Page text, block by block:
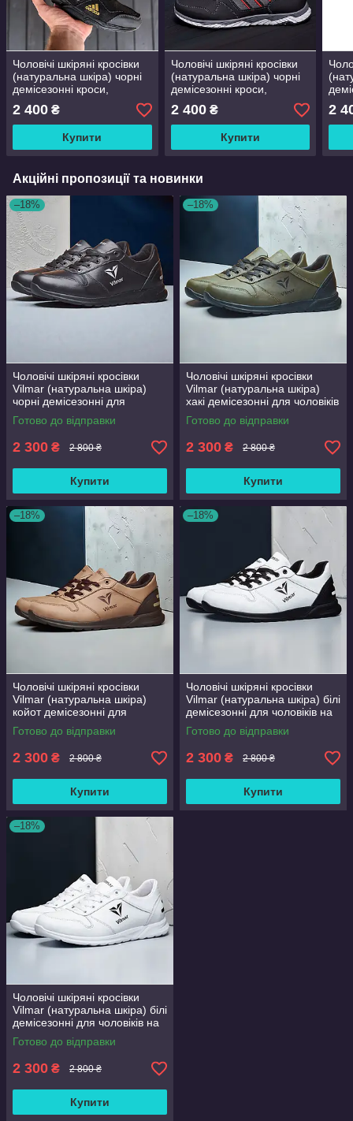
Чоловічі шкіряні кросівки
(натуральна шкіра) чорні
демісезонні кроси,
осінь, розмір 40 41 42 43
44 45
2 400 ₴
Купити
Чоловічі шкіряні кросівки
(натуральна шкіра) чорні
демісезонні кроси,
осінь, розмір 40 41 42 43
44 45
2 400₴
Купити
44
2
Акційні пропозиції та новинки
–18%
Чоловічі шкіряні кросівки
Vilmar (натуральна шкіра)
чорні демісезонні для
чоловіків на весну осінь,
розмір 39 40 41 42 43 44 45
Готово до відправки
2 300 ₴ 2 800 ₴
Купити
–18%
Чоловічі шкіряні кросівки
Vilmar (натуральна шкіра)
хакі демісезонні для чоловіків
на весну осінь, розмір 39 40
41 42 43 44 45 46
Готово до відправки
2 300 ₴ 2 800 ₴
Купити
–18%
Чоловічі шкіряні кросівки
Vilmar (натуральна шкіра)
койот демісезонні для
чоловіків на весну осінь,
розмір 39 40 41 42 43 44 45
Готово до відправки
2 300 ₴ 2 800 ₴
Купити
–18%
Чоловічі шкіряні кросівки
Vilmar (натуральна шкіра) білі
демісезонні для чоловіків на
весну осінь, розмір 39 40 41
42 43 44 45 46
Готово до відправки
2 300 ₴ 2 800 ₴
Купити
–18%
Чоловічі шкіряні кросівки
Vilmar (натуральна шкіра) білі
демісезонні для чоловіків на
весну осінь, розмір 39 40 41
42 43 44 45 46
Готово до відправки
2 300 ₴ 2 800 ₴
Купити